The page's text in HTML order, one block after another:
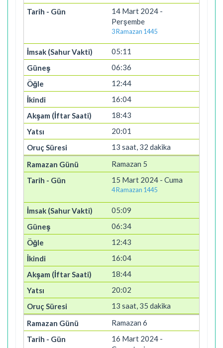
14 Mart 2024 -
Perşembe
3 Ramazan 1445
05:11
06:36
12:44
16:04
18:43
20:01
13 saat, 32 dakika
Ramazan 5
15 Mart 2024 - Cuma
4 Ramazan 1445
05:09
06:34
12:43
16:04
18:44
20:02
13 saat, 35 dakika
Ramazan 6
16 Mart 2024 -